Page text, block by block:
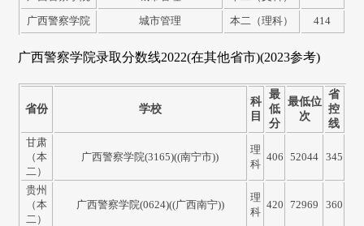
广西警察学院
城市管理 本二（理科） 414
广西警察学院录取分数线2022(在其他省市)(2023参考)
省份 学校
科
目
最
低
分
最低位
次
省
控
线
甘肃
（本
二）
广西警察学院(3165)((南宁市))
理
科
406 52044 345
贵州
（本
二）
广西警察学院(0624)((广西南宁))
理
科
420 72969 360